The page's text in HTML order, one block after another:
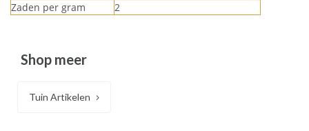
Zaden per gram
2
Shop meer
Tuin Artikelen